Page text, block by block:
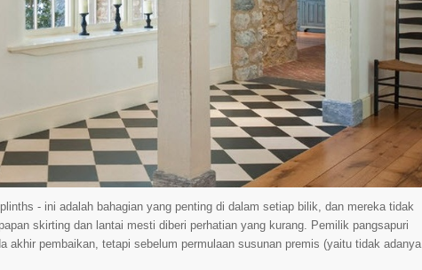
- ini adalah bahagian yang penting di dalam setiap bilik, dan mereka tidak
skirting dan lantai mesti diberi perhatian yang kurang. Pemilik pangsapuri
akhir pembaikan, tetapi sebelum permulaan susunan premis (yaitu tidak adanya